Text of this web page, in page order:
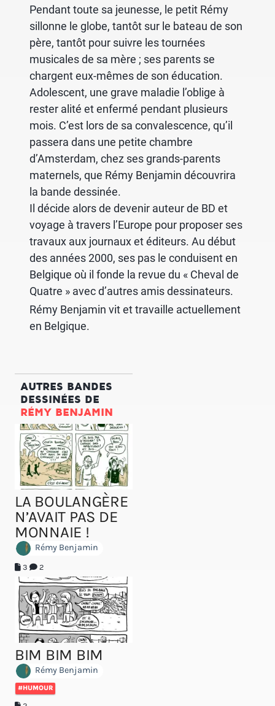
Pendant toute sa jeunesse, le petit Rémy
sillonne le globe, tantôt sur le bateau de son
père, tantôt pour suivre les tournées
musicales de sa mère ; ses parents se
chargent eux-mêmes de son éducation.
Adolescent, une grave maladie l’oblige à
rester alité et enfermé pendant plusieurs
mois. C’est lors de sa convalescence, qu’il
passera dans une petite chambre
d’Amsterdam, chez ses grands-parents
maternels, que Rémy Benjamin découvrira
la bande dessinée.
Il décide alors de devenir auteur de BD et
voyage à travers l’Europe pour proposer ses
travaux aux journaux et éditeurs. Au début
des années 2000, ses pas le conduisent en
Belgique où il fonde la revue du « Cheval de
Quatre » avec d’autres amis dessinateurs.
Rémy Benjamin vit et travaille actuellement
en Belgique.
AUTRES BANDES
DESSINÉES DE
RÉMY BENJAMIN
LA BOULANGÈRE
N’AVAIT PAS DE
MONNAIE !
Rémy Benjamin
3 2
BIM BIM BIM
Rémy Benjamin
#HUMOUR